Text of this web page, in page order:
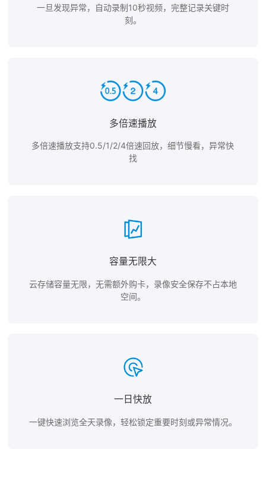
一旦发现异常，自动录制10秒视频，完整记录关键时
刻。
多倍速播放
多倍速播放支持0.5/1/2/4倍速回放，细节慢看，异常快
找
容量无限大
云存储容量无限，无需额外购卡，录像安全保存不占本地
空间。
一日快放
一键快速浏览全天录像，轻松锁定重要时刻或异常情况。